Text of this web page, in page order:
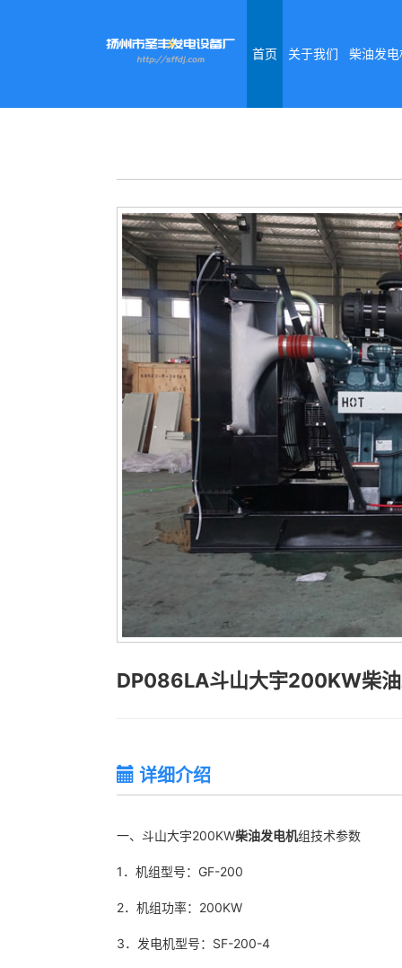
首页 关于我们 柴油发
DP086LA斗山大宇200KW柴
详细介绍
一、斗山大宇200KW柴油发电机组技术参数
1．机组型号：GF-200
2．机组功率：200KW
3．发电机型号：SF-200-4